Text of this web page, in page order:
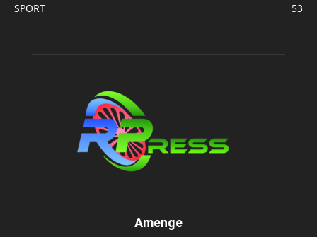
SPORT
53
Amenge